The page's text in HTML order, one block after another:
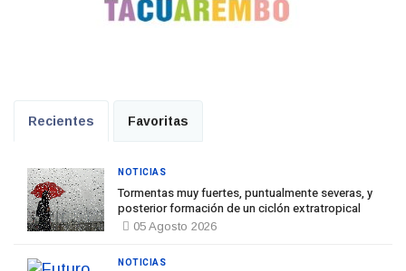
Recientes Favoritas
Tormentas muy fuertes, puntualmente severas, y
posterior formación de un ciclón extratropical
05 Agosto 2026
NOTICIAS
NOTICIAS